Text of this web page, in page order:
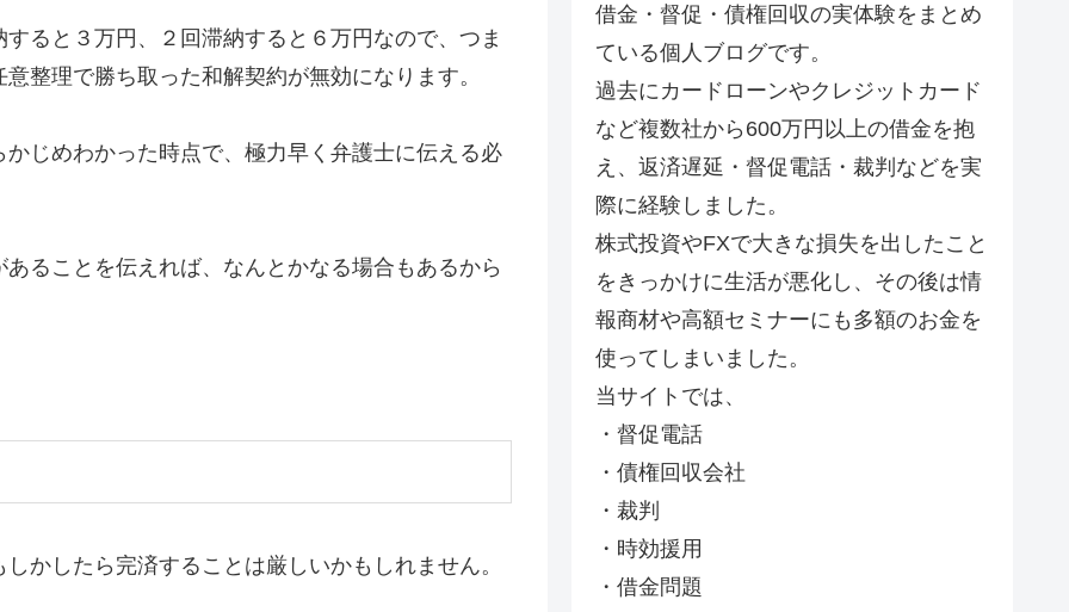
ると３万円、２回滞納すると６万円なので、つま
整理で勝ち取った和解契約が無効になります。
じめわかった時点で、極力早く弁護士に伝える必
ることを伝えれば、なんとかなる場合もあるから
かしたら完済することは厳しいかもしれません。
借金・督促・債権回収の実体験をまとめ
ている個人ブログです。
過去にカードローンやクレジットカード
など複数社から600万円以上の借金を抱
え、返済遅延・督促電話・裁判などを実
際に経験しました。
株式投資やFXで大きな損失を出したこと
をきっかけに生活が悪化し、その後は情
報商材や高額セミナーにも多額のお金を
使ってしまいました。
当サイトでは、
・督促電話
・債権回収会社
・裁判
・時効援用
・借金問題